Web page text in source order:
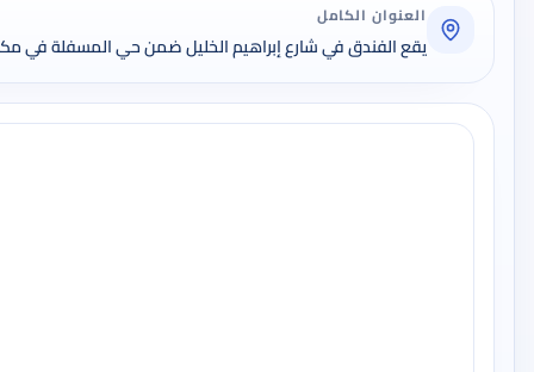
العنوان الكامل
يقع الفندق في شارع إبراهيم الخليل ضمن حي المسفلة في